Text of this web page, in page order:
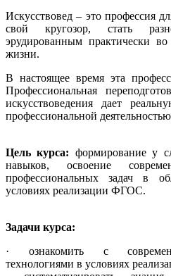
Искусствовед – это профессия
свой кругозор, стать
эрудированным практически
жизни.
В настоящее время эта
Профессиональная
искусствоведения дает
профессиональной
Цель курса: формирование у
навыков, освоение
профессиональных задач в
условиях реализации ФГОС.
Задачи курса:
· ознакомить с
технологиями в условиях